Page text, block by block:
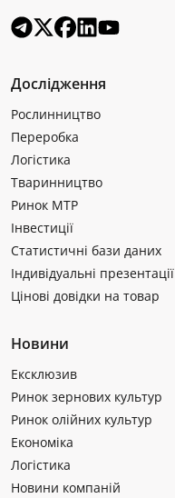
Дослідження
Рослинництво
Переробка
Логістика
Тваринництво
Ринок МТР
Інвестиції
Статистичні бази даних
Індивідуальні презентації
Цінові довідки на товар
Новини
Ексклюзив
Ринок зернових культур
Ринок олійних культур
Економіка
Логістика
Новини компаній